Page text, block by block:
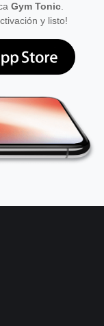
Gym Tonic
y listo!